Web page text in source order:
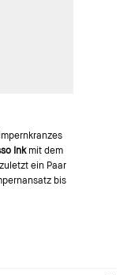
Inkmit dem
ein Paar
bis